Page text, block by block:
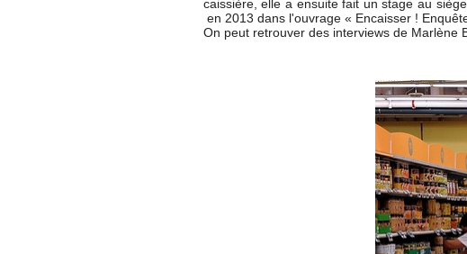
caissière, elle a ensuite fait un stage au
en 2013 dans l'ouvrage « Encaisser !
On peut retrouver des interviews de Marlène